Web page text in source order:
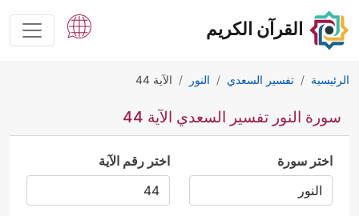
القرآن الكريم
الرئيسية تفسير السعدي النور الآية 44
سورة النور تفسير السعدي الآية 44
اختر سورة اختر رقم الآية